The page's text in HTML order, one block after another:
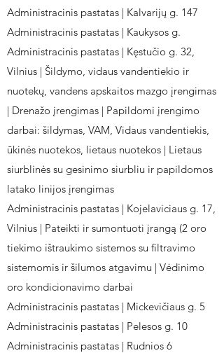
Administracinis pastatas | Kalvarijų g. 147
Administracinis pastatas | Kaukysos g.
Administracinis pastatas | Kęstučio g. 32,
Vilnius | Šildymo, vidaus vandentiekio ir
nuotekų, vandens apskaitos mazgo įrengimas
| Drenažo įrengimas | Papildomi įrengimo
darbai: šildymas, VAM, Vidaus vandentiekis,
ūkinės nuotekos, lietaus nuotekos | Lietaus
siurblinės su gesinimo siurbliu ir papildomos
latako linijos įrengimas
Administracinis pastatas | Kojelaviciaus g. 17,
Vilnius | Pateikti ir sumontuoti įrangą (2 oro
tiekimo ištraukimo sistemos su filtravimo
sistemomis ir šilumos atgavimu | Vėdinimo
oro kondicionavimo darbai
Administracinis pastatas | Mickevičiaus g. 5
Administracinis pastatas | Pelesos g. 10
Administracinis pastatas | Rudnios 6